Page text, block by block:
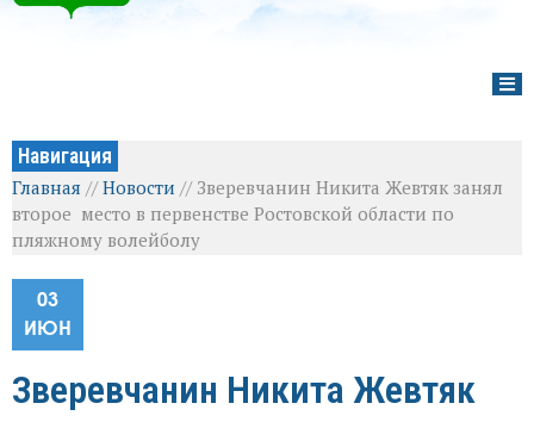
Навигация
Главная //Новости // Зверевчанин Никита Жевтяк занял
второе место в первенстве Ростовской области по
пляжному волейболу
03
ИЮН
Зверевчанин Никита Жевтяк